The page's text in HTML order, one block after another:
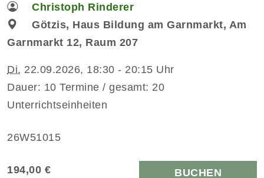
Christoph Rinderer
Götzis, Haus Bildung am Garnmarkt, Am
Garnmarkt 12, Raum 207
Di. 22.09.2026, 18:30 - 20:15 Uhr
Dauer: 10 Termine / gesamt: 20
Unterrichtseinheiten
26W51015
194,00 € BUCHEN